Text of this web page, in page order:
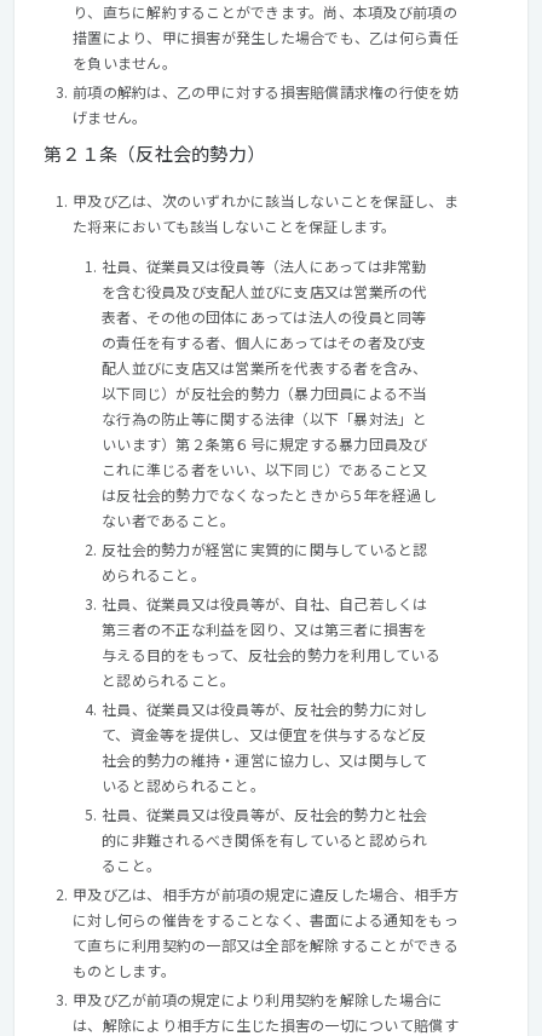
り、直ちに解約することができます。尚、本項及び前項の
措置により、甲に損害が発生した場合でも、乙は何ら責任
を負いません｡
前項の解約は、乙の甲に対する損害賠償請求権の行使を妨
げません。
第２１条（反社会的勢力）
甲及び乙は、次のいずれかに該当しないことを保証し、ま
た将来においても該当しないことを保証します。
社員、従業員又は役員等（法人にあっては非常勤
を含む役員及び支配人並びに支店又は営業所の代
表者、その他の団体にあっては法人の役員と同等
の責任を有する者、個人にあってはその者及び支
配人並びに支店又は営業所を代表する者を含み、
以下同じ）が反社会的勢力（暴力団員による不当
な行為の防止等に関する法律（以下「暴対法」と
いいます）第２条第６号に規定する暴力団員及び
これに準じる者をいい、以下同じ）であること又
は反社会的勢力でなくなったときから5年を経過し
ない者であること。
反社会的勢力が経営に実質的に関与していると認
められること。
社員、従業員又は役員等が、自社、自己若しくは
第三者の不正な利益を図り、又は第三者に損害を
与える目的をもって、反社会的勢力を利用している
と認められること。
社員、従業員又は役員等が、反社会的勢力に対し
て、資金等を提供し、又は便宜を供与するなど反
社会的勢力の維持・運営に協力し、又は関与して
いると認められること。
社員、従業員又は役員等が、反社会的勢力と社会
的に非難されるべき関係を有していると認められ
ること。
甲及び乙は、相手方が前項の規定に違反した場合、相手方
に対し何らの催告をすることなく、書面による通知をもっ
て直ちに利用契約の一部又は全部を解除することができる
ものとします。
甲及び乙が前項の規定により利用契約を解除した場合に
は、解除により相手方に生じた損害の一切について賠償す